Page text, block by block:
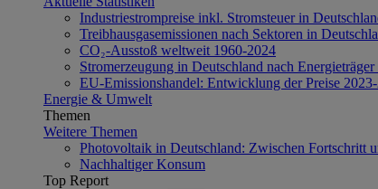
Industriestrompreise inkl. Stromsteuer in
Treibhausgasemissionen nach Sektoren in
CO₂-Ausstoß weltweit 1960-2024
Stromerzeugung in Deutschland nach
EU-Emissionshandel: Entwicklung der Preise
Energie & Umwelt
Themen
Weitere Themen
Photovoltaik in Deutschland: Zwischen Fortschritt
Nachhaltiger Konsum
Top Report